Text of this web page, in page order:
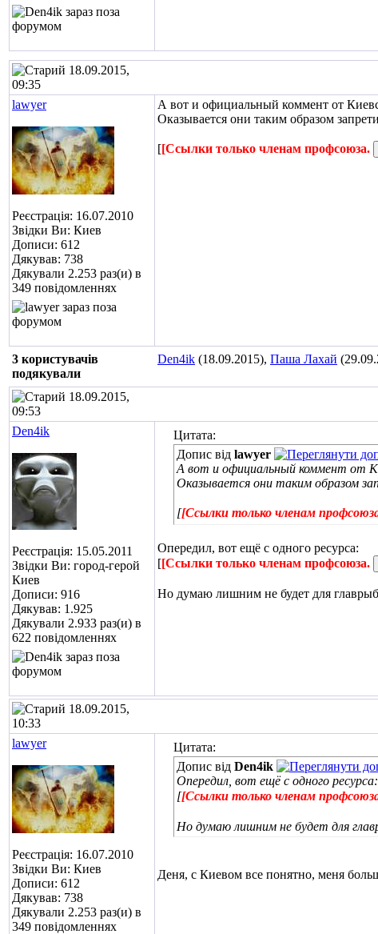
18.09.2015,
09:35
lawyer
Реєстрація: 16.07.2010
Звідки Ви: Киев
Дописи: 612
Дякував: 738
Дякували 2.253 раз(и) в
349 повідомленнях
А вот и официальный коммент от
Оказывается они таким образом
[[Ссылки только членам профсоюза.
3 користувачів
подякували
Den4ik (18.09.2015), Паша Лахай
18.09.2015,
09:53
Den4ik
Реєстрація: 15.05.2011
Звідки Ви: город-герой
Киев
Дописи: 916
Дякував: 1.925
Дякували 2.933 раз(и) в
622 повідомленнях
Цитата:
Допис від lawyer
А вот и официальный коммент от
Оказывается они таким образом
[[Ссылки только членам
Опередил, вот ещё с одного ресурса:
[[Ссылки только членам профсоюза.
Но думаю лишним не будет для
18.09.2015,
10:33
lawyer
Реєстрація: 16.07.2010
Звідки Ви: Киев
Дописи: 612
Дякував: 738
Дякували 2.253 раз(и) в
349 повідомленнях
Цитата:
Допис від Den4ik
Опередил, вот ещё с одного ресурса:
[[Ссылки только членам
Но думаю лишним не будет для
Деня, с Киевом все понятно, меня